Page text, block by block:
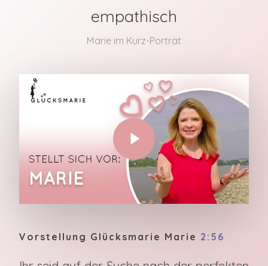
empathisch
Marie im Kurz-Porträt
Play Video
Vorstellung Glücksmarie Marie 2:56